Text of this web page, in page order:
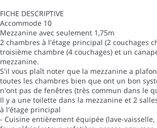
FICHE DESCRIPTIVE
Accommode 10
Mezzanine avec seulement 1,75m
2 chambres à l'étage principal (2 couchages
troisième chambre (4 couchages) et un
mezzanine.
S'il vous plaît noter que la mezzanine a
toutes les chambres bien que ont un bon
n'ont pas de fenêtres (très commun dans le
Il y a une toilette dans la mezzanine et 2
à l'étage principal
- Cuisine entièrement équipée (lave-